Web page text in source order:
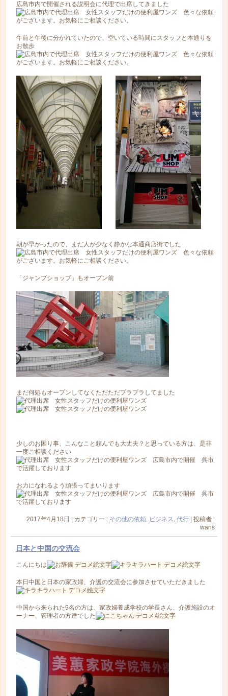
広島市内で開催される説明会に代理で出席してきました
午前と午後に分かれていたので、空いている時間にスタッフと本通りを
お散歩
朝が早かったので、まだ人が少なく静かな本通商店街でした
「ジャンプショップ」もオープン前
まだ何処もオープンしてなくただただプラプラしてました
少しのお困り事、こんなこと頼んでも大丈夫？と思っている方は、是非
一度ご相談ください
お力になれるよう頑張ってまいります
2017年4月18日 カテゴリー : その他の依頼, ビジネス, 代行
投稿者 :
wans
日本と中国の交流会
こんにちは
本日中国と日本の家政婦、介護の交流会に参加させていただきました
中国から来られた9名の方は、家政婦養成学校の学長さん、介護施設のオ
ーナー、管理者の方達でした